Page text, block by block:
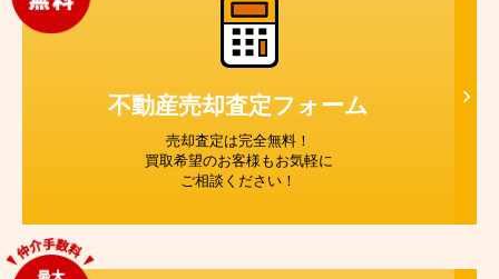
不動産売却査定フォーム
売却査定は完全無料！
買取希望のお客様もお気軽に
ご相談ください！